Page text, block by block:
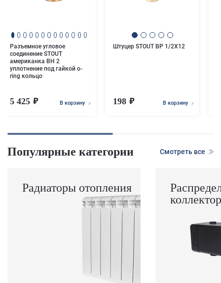
Разъемное угловое
соединение STOUT
американка ВН 2
уплотнение под гайкой o-
ring кольцо
5 425 В корзину
Штуцер STOUT ВР 1/2X12
198 В корзину
Популярные категории Смотреть все
Радиаторы отопления